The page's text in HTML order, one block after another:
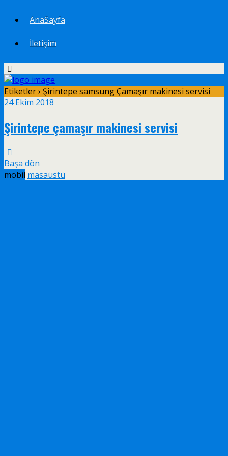
AnaSayfa
İletişim
Etiketler › Şirintepe samsung Çamaşır makinesi servisi
24 Ekim 2018
Şirintepe çamaşır makinesi servisi
Başa dön
mobil masaüstü